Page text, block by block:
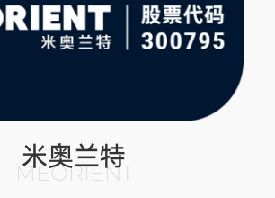
米奥兰特
MEORIENT